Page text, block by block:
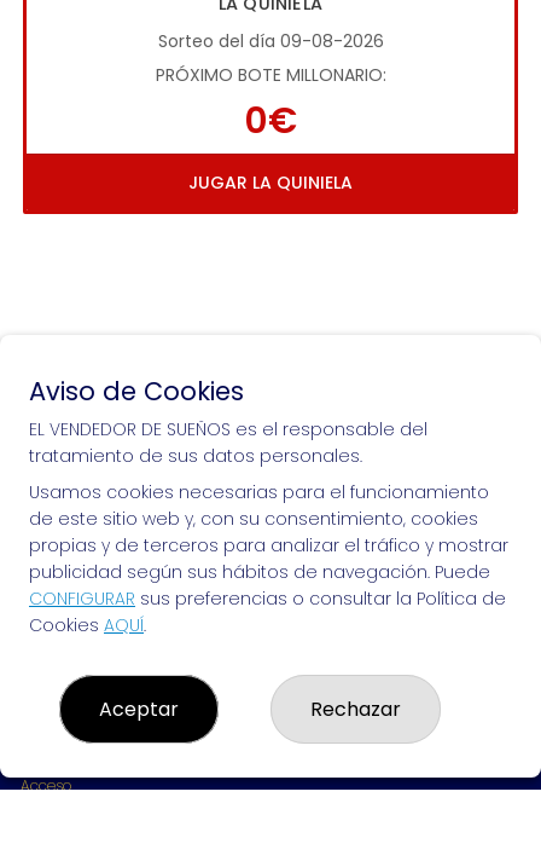
Sorteo del día 09-08-2026
PRÓXIMO BOTE MILLONARIO:
0€
JUGAR LA QUINIELA
Si puedes soñarlo, puedes hacerlo, ¡mucha
suerte!
EL VENDEDOR DE SUEÑOS
¿Quiénes somos?
Resultados
Contacto
Empresas
Acceso
Aviso de Cookies
EL VENDEDOR DE SUEÑOS es el responsable del
tratamiento de sus datos personales.
Usamos cookies necesarias para el funcionamiento
de este sitio web y, con su consentimiento, cookies
propias y de terceros para analizar el tráfico y mostrar
publicidad según sus hábitos de navegación. Puede
CONFIGURAR sus preferencias o consultar la Política de
Cookies AQUÍ.
Aceptar Rechazar